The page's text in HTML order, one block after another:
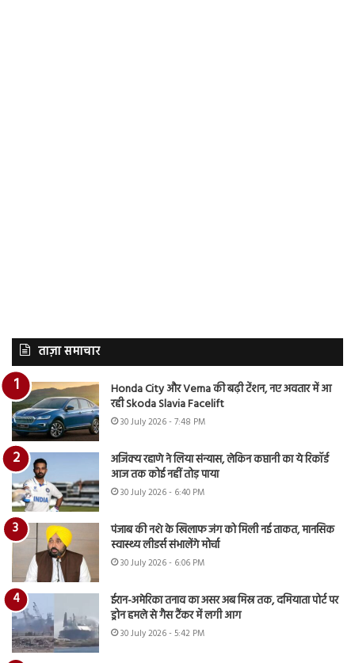
ताज़ा समाचार
Honda City और Verna की बढ़ी टेंशन, नए अवतार में आ
रही Skoda Slavia Facelift
30 July 2026 - 7:48 PM
अजिंक्य रहाणे ने लिया संन्यास, लेकिन कप्तानी का ये रिकॉर्ड
आज तक कोई नहीं तोड़ पाया
30 July 2026 - 6:40 PM
पंजाब की नशे के खिलाफ जंग को मिली नई ताकत, मानसिक
स्वास्थ्य लीडर्स संभालेंगे मोर्चा
30 July 2026 - 6:06 PM
ईरान-अमेरिका तनाव का असर अब मिस्र तक, दमियाता पोर्ट पर
ड्रोन हमले से गैस टैंकर में लगी आग
30 July 2026 - 5:42 PM